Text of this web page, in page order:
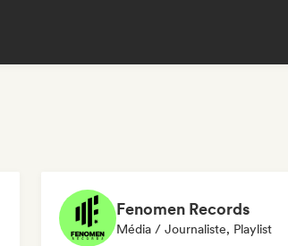
Fenomen Records
Média / Journaliste, Playlist